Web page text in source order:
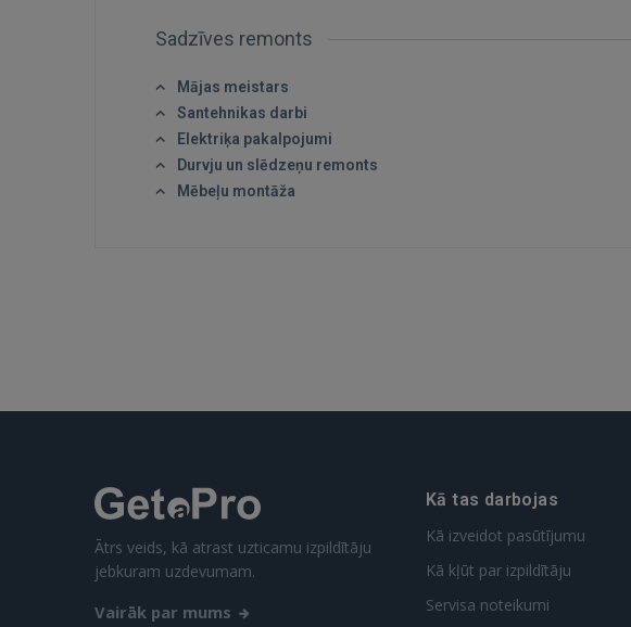
Sadzīves remonts
Mājas meistars
Santehnikas darbi
Elektriķa pakalpojumi
Durvju un slēdzeņu remonts
Mēbeļu montāža
Ātrs veids, kā atrast uzticamu izpildītāju
jebkuram uzdevumam.
Vairāk par mums
Kā tas darbojas
Kā izveidot pasūtījumu
Kā kļūt par izpildītāju
Servisa noteikumi